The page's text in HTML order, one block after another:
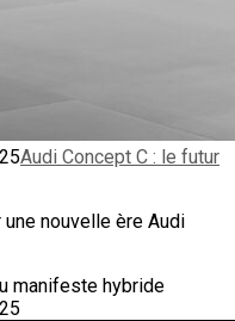
Audi Concept C : le futur
nouvelle ère Audi
manifeste hybride